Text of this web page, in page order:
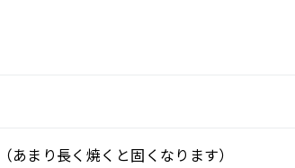
まり長く焼くと固くなります）